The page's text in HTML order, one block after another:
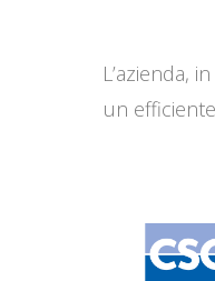
L’azienda,
un